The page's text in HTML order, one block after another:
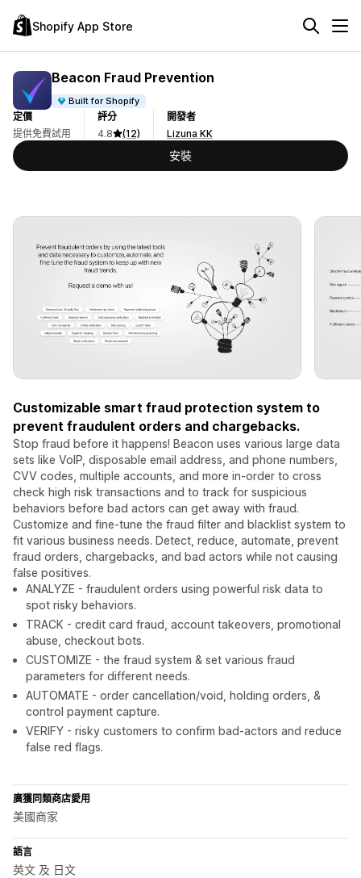
Shopify App Store
Beacon Fraud Prevention
Built for Shopify
定價
提供免費試用
評分
4.8
(12)
開發者
Lizuna KK
安裝
Customizable smart fraud protection system to
prevent fraudulent orders and chargebacks.
Stop fraud before it happens! Beacon uses various large data
sets like VoIP, disposable email address, and phone numbers,
CVV codes, multiple accounts, and more in-order to cross
check high risk transactions and to track for suspicious
behaviors before bad actors can get away with fraud.
Customize and fine-tune the fraud filter and blacklist system to
fit various business needs. Detect, reduce, automate, prevent
fraud orders, chargebacks, and bad actors while not causing
false positives.
ANALYZE - fraudulent orders using powerful risk data to
spot risky behaviors.
TRACK - credit card fraud, account takeovers, promotional
abuse, checkout bots.
CUSTOMIZE - the fraud system & set various fraud
parameters for different needs.
AUTOMATE - order cancellation/void, holding orders, &
control payment capture.
VERIFY - risky customers to confirm bad-actors and reduce
false red flags.
廣獲同類商店愛用
美國商家
語言
英文 及 日文